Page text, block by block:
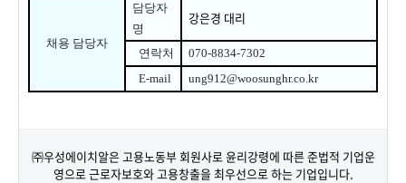
채용 담당자
담당자
명
강은경 대리
연락처
070-8834-7302
E-mail
ung912@woosunghr.co.kr
㈜우성에이치알은 고용노동부 회원사로 윤리강령에 따른 준법적 기업운
영으로 근로자보호와 고용창출을 최우선으로 하는 기업입니다.